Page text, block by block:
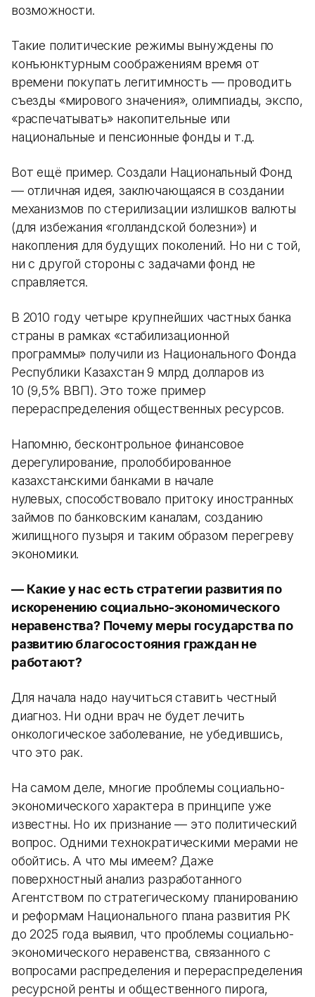
возможности.
Такие политические режимы вынуждены по
конъюнктурным соображениям время от
времени покупать легитимность — проводить
съезды «мирового значения», олимпиады, экспо,
«распечатывать» накопительные или
национальные и пенсионные фонды и т.д.
Вот ещё пример. Создали Национальный Фонд
— отличная идея, заключающаяся в создании
механизмов по стерилизации излишков валюты
(для избежания «голландской болезни») и
накопления для будущих поколений. Но ни с той,
ни с другой стороны с задачами фонд не
справляется.
В 2010 году четыре крупнейших частных банка
страны в рамках «стабилизационной
программы» получили из Национального Фонда
Республики Казахстан 9 млрд долларов из
10 (9,5% ВВП). Это тоже пример
перераспределения общественных ресурсов.
Напомню, бесконтрольное финансовое
дерегулирование, пролоббированное
казахстанскими банками в начале
нулевых, способствовало притоку иностранных
займов по банковским каналам, созданию
жилищного пузыря и таким образом перегреву
экономики.
— Какие у нас есть стратегии развития по
искоренению социально-экономического
неравенства? Почему меры государства по
развитию благосостояния граждан не
работают?
Для начала надо научиться ставить честный
диагноз. Ни одни врач не будет лечить
онкологическое заболевание, не убедившись,
что это рак.
На самом деле, многие проблемы социально-
экономического характера в принципе уже
известны. Но их признание — это политический
вопрос. Одними технократическими мерами не
обойтись. А что мы имеем? Даже
поверхностный анализ разработанного
Агентством по стратегическому планированию
и реформам Национального плана развития РК
до 2025 года выявил, что проблемы социально-
экономического неравенства, связанного с
вопросами распределения и перераспределения
ресурсной ренты и общественного пирога,